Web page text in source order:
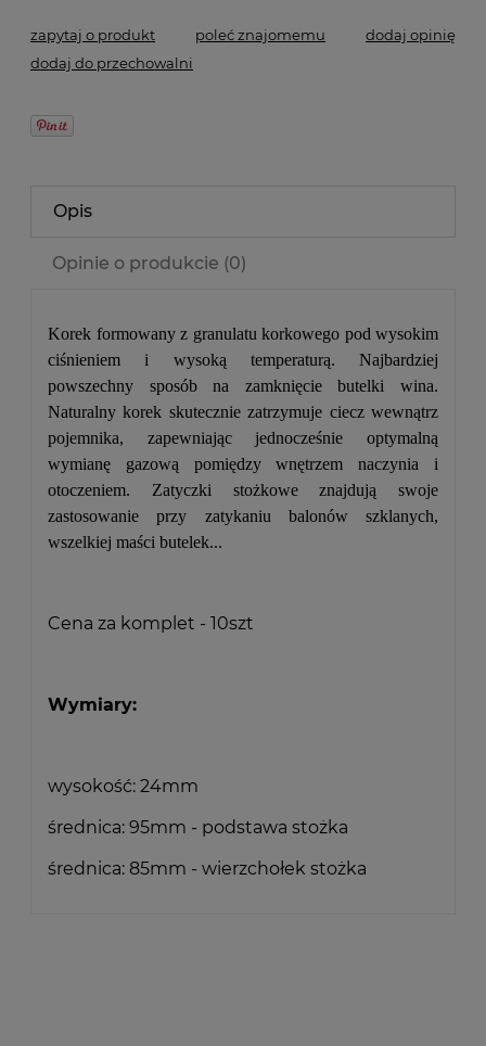
zapytaj o produkt poleć znajomemu
dodaj opinię
dodaj do przechowalni
Opis
Opinie o produkcie (0)
Korek formowany z granulatu korkowego pod wysokim
ciśnieniem i wysoką temperaturą. Najbardziej
powszechny sposób na zamknięcie butelki wina.
Naturalny korek skutecznie zatrzymuje ciecz wewnątrz
pojemnika, zapewniając jednocześnie optymalną
wymianę gazową pomiędzy wnętrzem naczynia i
otoczeniem. Zatyczki stożkowe znajdują swoje
zastosowanie przy zatykaniu balonów szklanych,
wszelkiej maści butelek...
Cena za komplet - 10szt
Wymiary:
wysokość: 24mm
średnica: 95mm - podstawa stożka
średnica: 85mm - wierzchołek stożka